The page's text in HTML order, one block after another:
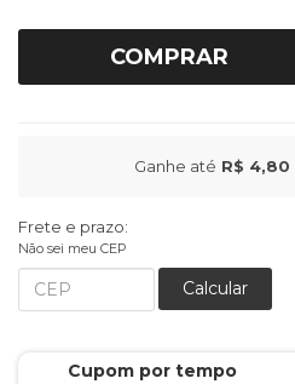
COMPRAR
Ganhe até R$ 4,80
Frete e prazo:
Não sei meu CEP
Calcular
Cupom por tempo